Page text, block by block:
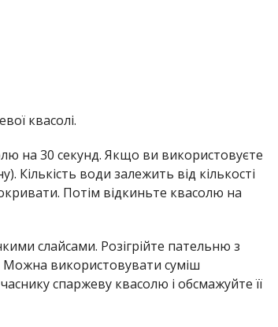
квасолі.
на 30 секунд. Якщо ви використовуєте
Кількість води залежить від кількості
Потім відкиньте квасолю на
слайсами. Розігрійте пательню з
використовувати суміш
спаржеву квасолю і обсмажуйте її